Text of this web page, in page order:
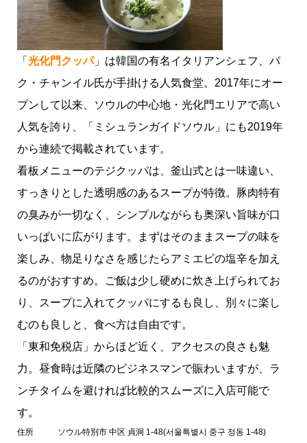
「 光化門クッパ」は韓国の有名イタリアンシェフ、パ
ク・チャンイル氏が手掛ける人気食堂。2017年にオー
プンして以来、ソウルの中心地・光化門エリアで高い
人気を誇り、「ミシュランガイドソウル」にも2019年
から連続で掲載されています。
看板メニューのテジクッパは、釜山式とは一味違い、
すっきりとした透明感のあるスープが特徴。豚肉特有
の臭みが一切なく、シンプルながらも奥深い旨味が口
いっぱいに広がります。まずはそのままスープの味を
楽しみ、物足りなさを感じたらアミエビの塩辛を加え
るのがおすすめ。ご飯は少し硬めに炊き上げられてお
り、スープに入れてクッパにするも良し、別々に楽し
むのも良しと、食べ方は自由です。
「東和免税店」からほど近く、アクセスの良さも魅
力。昼食時は近隣のビジネスマンで賑わいますが、ラ
ンチタイムを避ければ比較的スムーズに入店可能で
す。
住所 ソウル特別市 中区 貞洞 1-48(서울특별시 중구 정동 1-48)